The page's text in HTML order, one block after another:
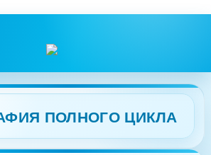
ПОЛНОГО ЦИКЛА